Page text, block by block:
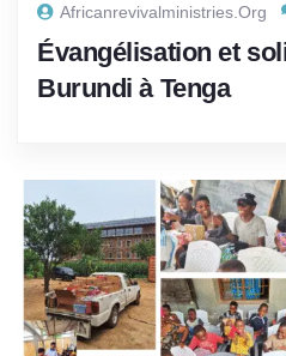
Africanrevivalministries.org
Évangélisation et
Burundi à Tenga